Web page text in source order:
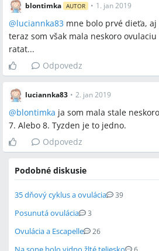
blontimka AUTOR • 1. jan 2019
@luciannka83 mne bolo prvé dieťa,
teraz som však mala neskoro
ratat...
Odpovedz
luciannka83 • 2. jan 2019
@blontimka ja som mala stale
7. Alebo 8. Tyzden je to jedno.
Odpovedz
Podobné diskusie
35 dňový cyklus a ovulácia 39
Posunutá ovulácia 3
Ovulácia a Escapelle 26